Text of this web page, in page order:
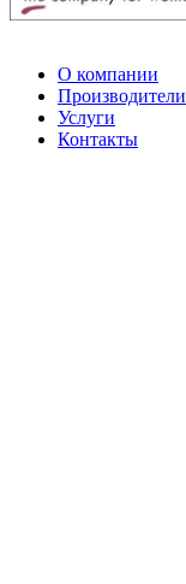
О компании
Производители
Услуги
Контакты